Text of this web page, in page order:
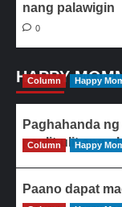
nang palawigin
0
HAPPY
Column Happy
Paghahanda
paulit-ulit ang
Column Happy
Paano dapat